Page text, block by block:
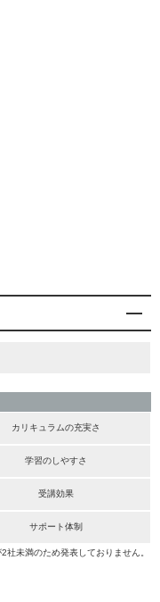
カリキュラムの充実さ
学習のしやすさ
受講効果
サポート体制
未満のため発表しておりません。